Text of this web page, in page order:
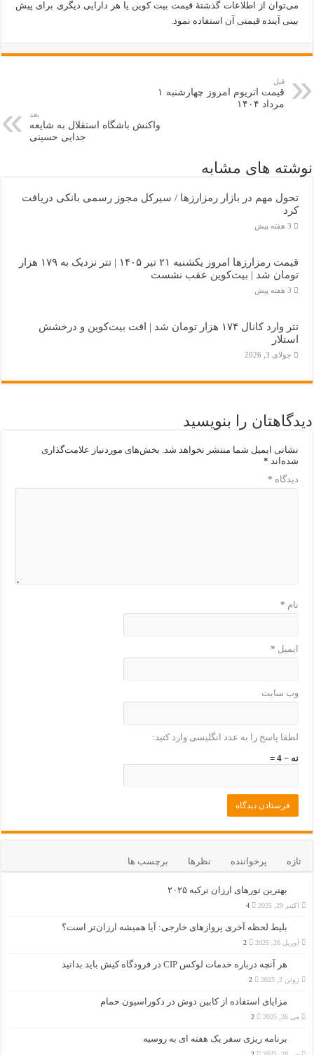
می‌توان از اطلاعات گذشتۀ قیمت بیت کوین یا هر دارایی دیگری برای پیش
بینی آینده قیمتی آن استفاده نمود.
قبل
قیمت اتریوم امروز چهارشنبه ۱
مرداد ۱۴۰۴
بعد
واکنش باشگاه استقلال به شایعه
جدایی حسینی
نوشته های مشابه
تحول مهم در بازار رمزارزها / سیرکل مجوز رسمی بانکی دریافت
کرد
3 هفته پیش
قیمت رمزارزها امروز یکشنبه ۲۱ تیر ۱۴۰۵ | تتر نزدیک به ۱۷۹ هزار
تومان شد | بیت‌کوین عقب نشست
3 هفته پیش
تتر وارد کانال ۱۷۴ هزار تومان شد | افت بیت‌کوین و درخشش
استلار
جولای 3, 2026
دیدگاهتان را بنویسید
نشانی ایمیل شما منتشر نخواهد شد. بخش‌های موردنیاز علامت‌گذاری
شده‌اند *
دیدگاه *
نام *
ایمیل *
وب‌ سایت
لطفا پاسخ را به عدد انگلیسی وارد کنید:
نه − 4 =
تازه پرخواننده نظرها برچسب ها
بهترین تورهای ارزان ترکیه ۲۰۲۵
اکتبر 29, 2025 4
بلیط لحظه آخری پروازهای خارجی: آیا همیشه ارزان‌تر است؟
آوریل 26, 2025 2
هر آنچه درباره خدمات لوکس CIP در فرودگاه‌ کیش باید بدانید
ژوئن 2, 2025 2
مزایای استفاده از کابین دوش در دکوراسیون حمام
می 26, 2025 2
برنامه ریزی سفر یک هفته ای به روسیه